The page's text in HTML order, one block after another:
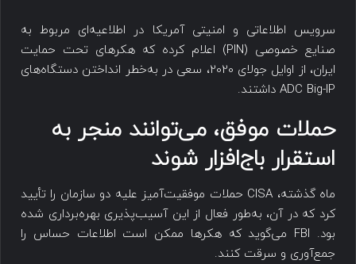
سرویس اطلاعاتی و امنیتی آمریکا در اطلاعیه‌ای مربوط به
صنایع خصوصی (PIN) اعلام کرده که هکرهای تحت حمایت
ایران، از اوایل جولای 2020، سعی در به‌خطر انداختن دستگاه‌های
ADC Big-IP داشتند.
حملات موفق، می‌توانند منجر به
استقرار باج‌افزار شوند
ماه گذشته، CISA حملات موفقیت‌آمیز علیه دو سازمان را تأیید
کرد که در آن، به‌طور فعال از این آسیب‌پذیری بهره‌برداری شده
بود. FBI می‌گوید که هکرها ممکن است اطلاعات حساس را
جمع‌آوری و سرقت کنند.